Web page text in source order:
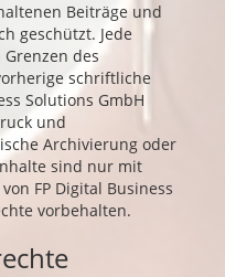
Beiträge und
geschützt. Jede
des
schriftliche
Solutions GmbH
und
Archivierung oder
sind nur mit
FP Digital Business
vorbehalten.